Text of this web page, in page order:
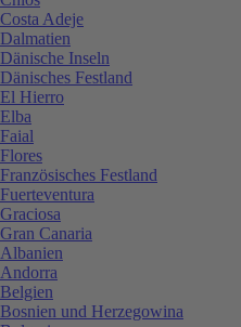
Costa Adeje
Dalmatien
Dänische Inseln
Dänisches Festland
El Hierro
Elba
Faial
Flores
Französisches Festland
Fuerteventura
Graciosa
Gran Canaria
Albanien
Andorra
Belgien
Bosnien und Herzegowina